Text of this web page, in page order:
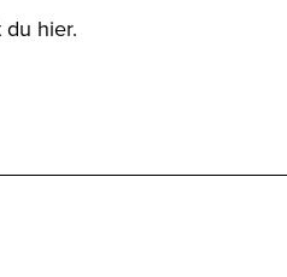
hier.